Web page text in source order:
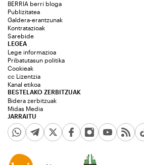
BERRIA berri bloga
Publizitatea
Galdera-erantzunak
Kontratazioak
Sarebide
JARRAITU
LEGEA
Lege informazioa
Pribatutasun politika
Cookieak
cc Lizentzia
Kanal etikoa
BESTELAKO ZERBITZUAK
Bidera zerbitzuak
Midas Media